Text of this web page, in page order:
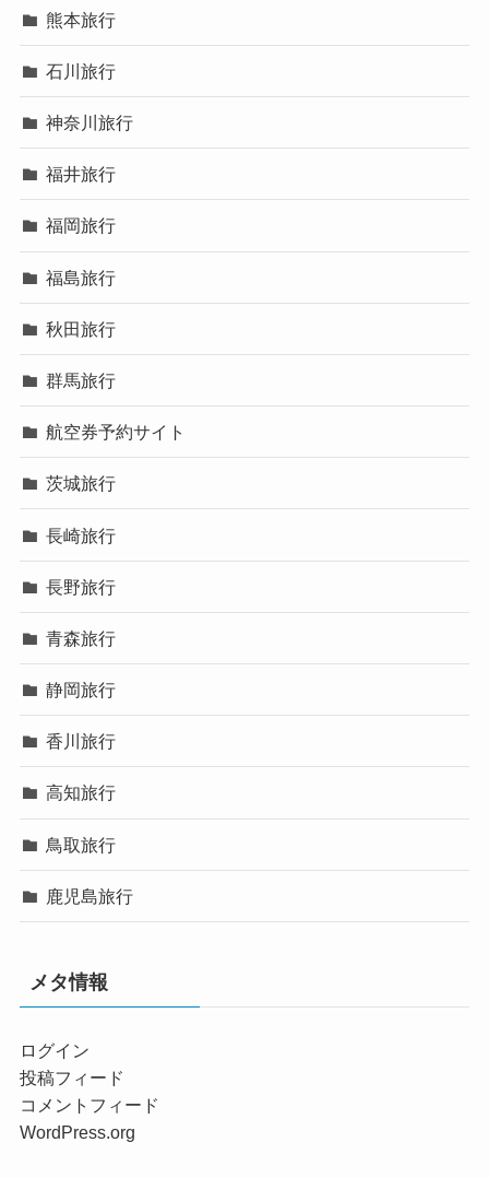
熊本旅行
石川旅行
神奈川旅行
福井旅行
福岡旅行
福島旅行
秋田旅行
群馬旅行
航空券予約サイト
茨城旅行
長崎旅行
長野旅行
青森旅行
静岡旅行
香川旅行
高知旅行
鳥取旅行
鹿児島旅行
メタ情報
ログイン
投稿フィード
コメントフィード
WordPress.org